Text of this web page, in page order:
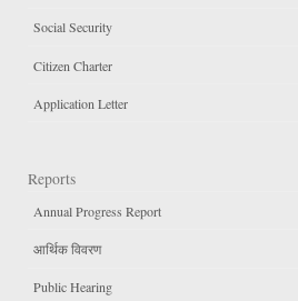
Social Security
Citizen Charter
Application Letter
Reports
Annual Progress Report
आर्थिक विवरण
Public Hearing